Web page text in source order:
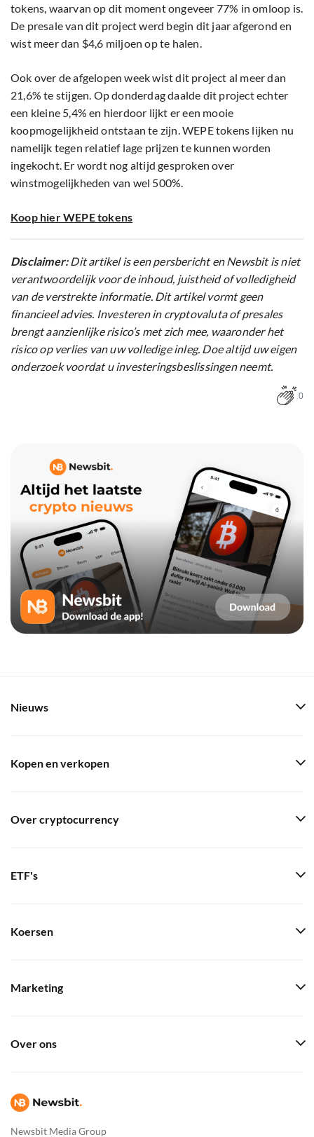
tokens, waarvan op dit moment ongeveer 77% in omloop is.
De presale van dit project werd begin dit jaar afgerond en
wist meer dan $4,6 miljoen op te halen.
Ook over de afgelopen week wist dit project al meer dan
21,6% te stijgen. Op donderdag daalde dit project echter
een kleine 5,4% en hierdoor lijkt er een mooie
koopmogelijkheid ontstaan te zijn. WEPE tokens lijken nu
namelijk tegen relatief lage prijzen te kunnen worden
ingekocht. Er wordt nog altijd gesproken over
winstmogelijkheden van wel 500%.
Koop hier WEPE tokens
Disclaimer:Dit artikel is een persbericht en Newsbit is niet
verantwoordelijk voor de inhoud, juistheid of volledigheid
van de verstrekte informatie. Dit artikel vormt geen
financieel advies. Investeren in cryptovaluta of presales
brengt aanzienlijke risico’s met zich mee, waaronder het
risico op verlies van uw volledige inleg. Doe altijd uw eigen
onderzoek voordat u investeringsbeslissingen neemt.
0
Newsbit Media Group
Nieuws
Kopen en verkopen
Over cryptocurrency
ETF's
Koersen
Marketing
Over ons